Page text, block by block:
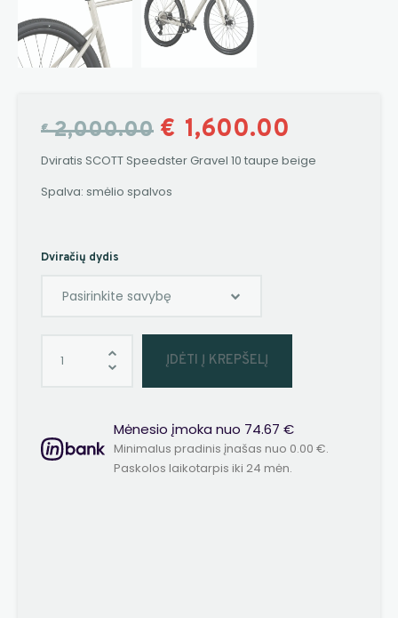
€ 2,000.00 € 1,600.00
Dviratis SCOTT Speedster Gravel 10 taupe beige
Spalva: smėlio spalvos
Dviračių dydis
ĮDĖTI Į KREPŠELĮ
Mėnesio įmoka nuo 74.67 €
Minimalus pradinis įnašas nuo 0.00 €.
Paskolos laikotarpis iki 24 mėn.